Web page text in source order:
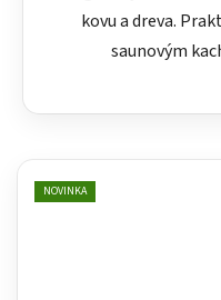
kovu a dreva.
saunovým
NOVINKA